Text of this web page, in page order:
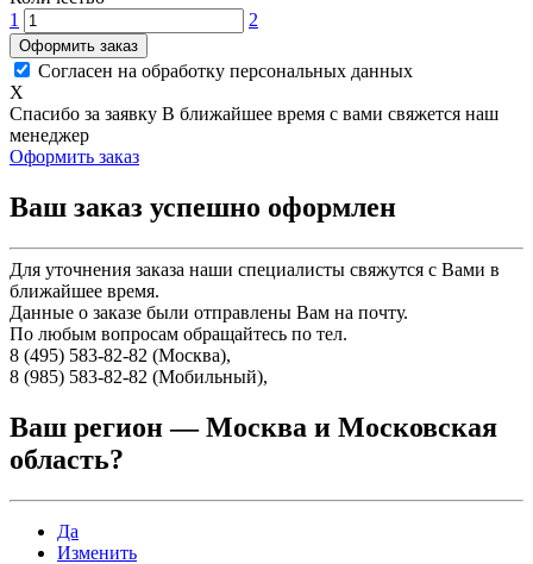
1
2
Оформить заказ
Согласен на обработку персональных данных
X
Спасибо за заявку В ближайшее время с вами свяжется наш
менеджер
Оформить заказ
Ваш заказ успешно оформлен
Для уточнения заказа наши специалисты свяжутся с Вами в
ближайшее время.
Данные о заказе были отправлены Вам на почту.
По любым вопросам обращайтесь по тел.
8 (495) 583-82-82 (Москва),
8 (985) 583-82-82 (Мобильный),
Ваш регион —Москва и Московская
область?
Да
Изменить